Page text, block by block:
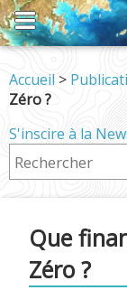
Accueil >
Zéro ?
S'inscire à la
Que
Zéro ?